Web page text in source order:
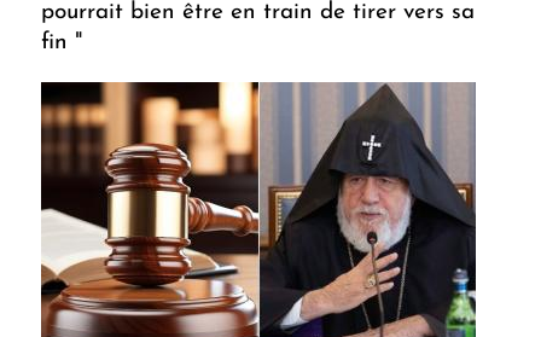
pourrait bien être en train de tirer vers sa
fin "